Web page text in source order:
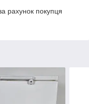
рахунок покупця